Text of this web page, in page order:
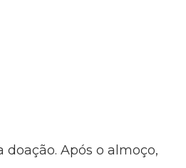
Após o almoço,